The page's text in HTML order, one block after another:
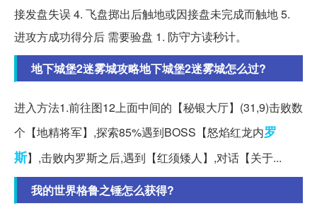
接发盘失误 4. 飞盘掷出后触地或因接盘未完成而触地 5.
进攻方成功得分后 需要验盘 1. 防守方读秒计。
地下城堡2迷雾城攻略地下城堡2迷雾城怎么过?
进入方法1.前往图12上面中间的【秘银大厅】(31,9)击败数
个【地精将军】,探索85%遇到BOSS【怒焰红龙内罗
斯】,击败内罗斯之后,遇到【红须矮人】,对话【关于...
我的世界格鲁之锤怎么获得?